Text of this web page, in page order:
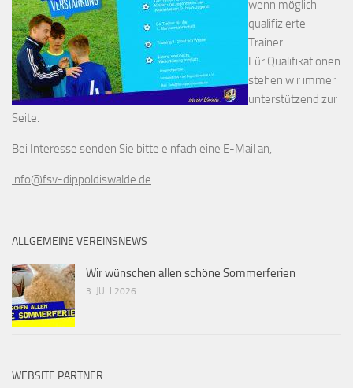
wenn möglich
qualifizierte
Trainer.
Für Qualifikationen
stehen wir immer
unterstützend zur
Seite.
Bei Interesse senden Sie bitte einfach eine E-Mail an,
info@fsv-dippoldiswalde.de
ALLGEMEINE VEREINSNEWS
Wir wünschen allen schöne Sommerferien
3. JULI 2026
WEBSITE PARTNER